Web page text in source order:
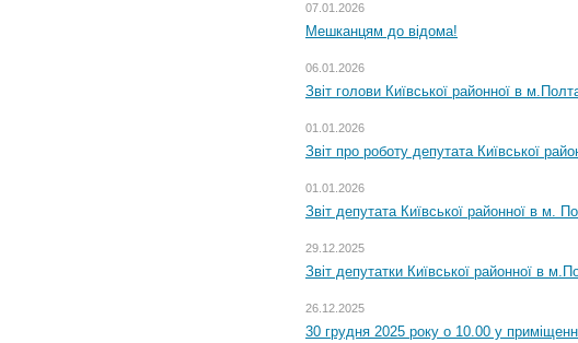
07.01.2026
Мешканцям до відома!
06.01.2026
Звіт голови Київської районної в
01.01.2026
Звіт про роботу депутата Київської
01.01.2026
Звіт депутата Київської районної в м.
29.12.2025
Звіт депутатки Київської районної в
26.12.2025
30 грудня 2025 року о 10.00 у